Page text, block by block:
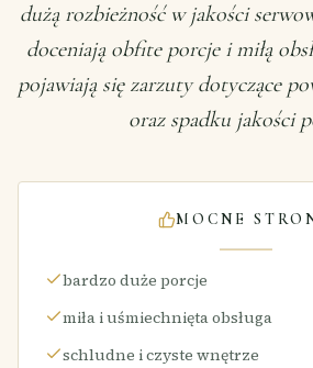
dużą rozbieżność w jakości
doceniają obfite porcje i miłą
pojawiają się zarzuty dotyczące
oraz spadku jakości
MOCNE
bardzo duże porcje
miła i uśmiechnięta obsługa
schludne i czyste wnętrze